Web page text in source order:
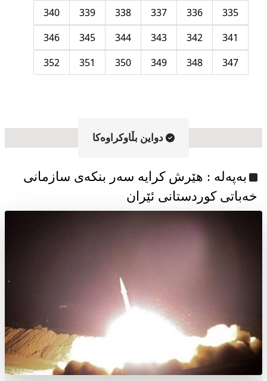
335
336
337
338
339
340
341
342
343
344
345
346
347
348
349
350
351
352
دواین بڵاوکراوه‌کا
به‌په‌له‌ : هێرش کرایە سەر بنکەی سازمانی
خەباتی کوردستانی ئێران